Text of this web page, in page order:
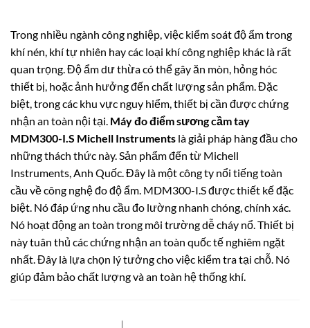
Trong nhiều ngành công nghiệp, việc kiểm soát độ ẩm trong
khí nén, khí tự nhiên hay các loại khí công nghiệp khác là rất
quan trọng. Độ ẩm dư thừa có thể gây ăn mòn, hỏng hóc
thiết bị, hoặc ảnh hưởng đến chất lượng sản phẩm. Đặc
biệt, trong các khu vực nguy hiểm, thiết bị cần được chứng
nhận an toàn nội tại. Máy đo điểm sương cầm tay
MDM300-I.S Michell Instruments là giải pháp hàng đầu cho
những thách thức này.Sản phẩm đến từ Michell
Instruments, Anh Quốc.Đây là một công ty nổi tiếng toàn
cầu về công nghệ đo độ ẩm. MDM300-I.S được thiết kế đặc
biệt. Nó đáp ứng nhu cầu đo lường nhanh chóng, chính xác.
Nó hoạt động an toàn trong môi trường dễ cháy nổ. Thiết bị
này tuân thủ các chứng nhận an toàn quốc tế nghiêm ngặt
nhất. Đây là lựa chọn lý tưởng cho việc kiểm tra tại chỗ. Nó
giúp đảm bảo chất lượng và an toàn hệ thống khí.